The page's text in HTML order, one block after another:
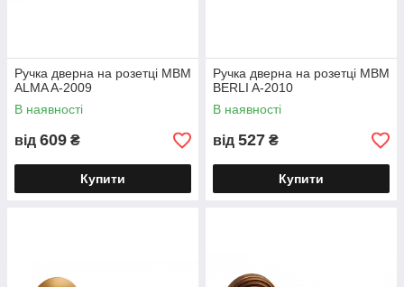
Ручка дверна на розетці МВМ
ALMA A-2009
В наявності
від 609 ₴
Купити
Ручка дверна на розетці МВМ
BERLI A-2010
В наявності
від 527 ₴
Купити